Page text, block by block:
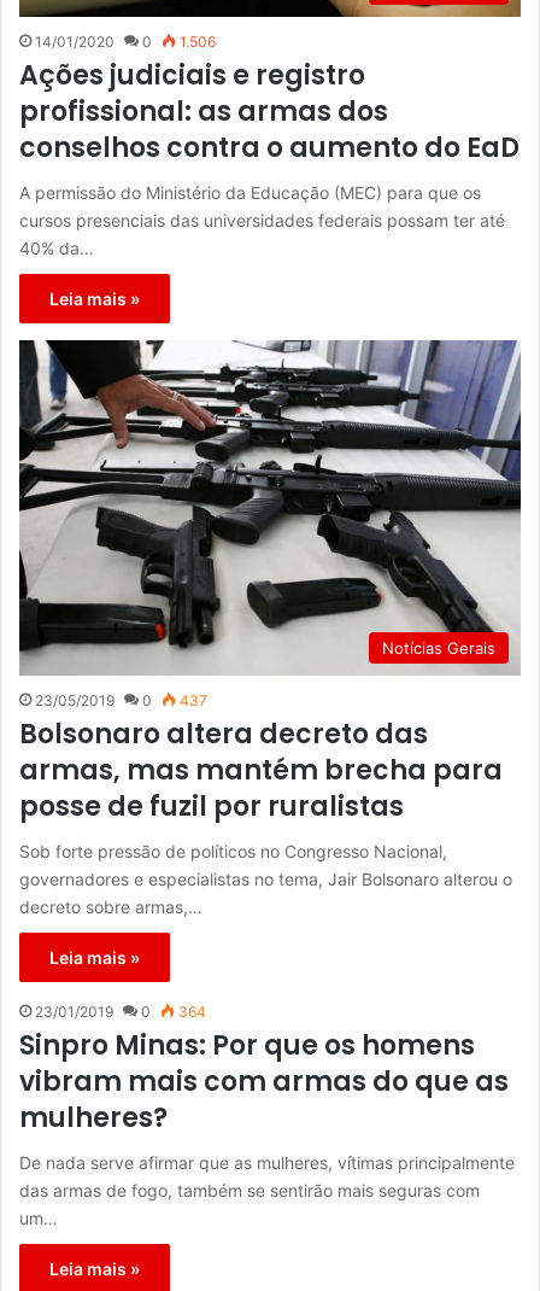
14/01/2020 0 1.506
Ações judiciais e registro
profissional: as armas dos
conselhos contra o aumento do EaD
A permissão do Ministério da Educação (MEC) para que os
cursos presenciais das universidades federais possam ter até
40% da…
Leia mais »
Notícias Gerais
23/05/2019 0 437
Bolsonaro altera decreto das
armas, mas mantém brecha para
posse de fuzil por ruralistas
Sob forte pressão de políticos no Congresso Nacional,
governadores e especialistas no tema, Jair Bolsonaro alterou o
decreto sobre armas,…
Leia mais »
23/01/2019 0 364
Sinpro Minas: Por que os homens
vibram mais com armas do que as
mulheres?
De nada serve afirmar que as mulheres, vítimas principalmente
das armas de fogo, também se sentirão mais seguras com
um…
Leia mais »